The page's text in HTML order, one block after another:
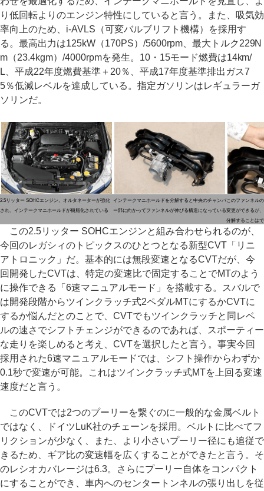
り低回転よりのエンジン特性にしていると言う。また、吸気効
率向上のため、i-AVLS（可変バルブリフト機構）を採用す
る。最高出力は125kW（170PS）/5600rpm、最大トルク229N
m（23.4kgm）/4000rpmを発生。10・15モード燃費は14km/
L、平成22年度燃費基準＋20％、平成17年度基準排出ガス7
5％低減レベルを達成している。指定ガソリンはレギュラーガ
ソリンだ。
2.5リッター SOHCエンジン。オルタネーターが強化
され、インテークマニホールドが樹脂化されている
インテークマニホールドを分解すると中央のチャンバ
ー部に向かってファンネルが伸びる構造になっている
このファンネル
変更ができるが
分解することは
この2.5リッター SOHCエンジンと組み合わせられるのが、
今回のレガシィのトピックスのひとつとなる新型CVT「リニ
アトロニック」だ。基本的には無段変速となるCVTだが、今
回開発したCVTは、特定の変速比で固定することでMTのよう
に操作できる「6速マニュアルモード」を搭載する。スバルで
は開発段階からツインクラッチ式2ペダルMTにするかCVTに
するか悩んだとのことで、CVTでもツインクラッチと同レベ
ルの速さでシフトチェンジができるのであれば、スポーティー
な走りを楽しめると考え、CVTを選択したと言う。事実今回
採用された6速マニュアルモードでは、シフト操作からわずか
0.1秒で変速が可能。これはツインクラッチ式MTを上回る変速
速度だと言う。
このCVTでは2つのプーリーを繋ぐのに一般的な金属ベルト
ではなく、ドイツLuK社のチェーンを採用。ベルトに比べてフ
リクションが少なく、また、より小さいプーリー径にも追従で
きるため、ギア比の変速幅を広くすることができたと言う。そ
のレシオカバレージは6.3。さらにプーリー自体をコンパクト
にすることができ、車内へのセンタートンネルの張り出しを従